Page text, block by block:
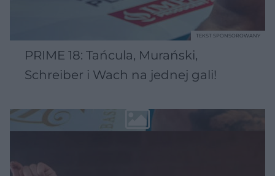
PRIME 18: Tańcula, Murański,
Schreiber i Wach na jednej gali!
TEKST SPONSOROWANY